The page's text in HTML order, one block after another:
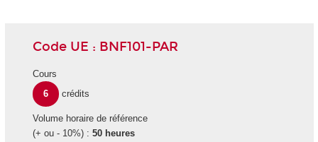
Code UE : BNF101-PAR
Cours
6
crédits
Volume horaire de référence
(+ ou - 10%) : 50 heures